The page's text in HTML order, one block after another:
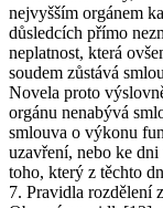
nejvyšším orgánem
důsledcích přímo
neplatnost, která
soudem zůstává
Novela proto
orgánu nenabývá
smlouva o výkonu
uzavření, nebo ke
toho, který z těchto
7. Pravidla rozdělení